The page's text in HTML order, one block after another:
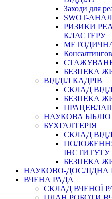
Заходи для
SWOT-
РИЗИКИ
КЛАСТЕРУ
БЕЗПЕКА
ВІДДІЛ КАДРІВ
СКЛАД
БЕЗПЕКА
НАУКОВА
БУХГАЛТЕРІЯ
СКЛАД
ПОЛОЖЕННЯ
ІНСТИТУТУ
БЕЗПЕКА
НАУКОВО-ДОСЛІДНА
ВЧЕНА РАДА
СКЛАД ВЧЕНОЇ